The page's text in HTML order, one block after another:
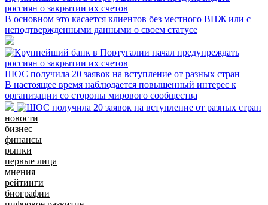
россиян о закрытии их счетов
В основном это касается клиентов без местного ВНЖ или с
неподтвержденными данными о своем статусе
ШОС получила 20 заявок на вступление от разных стран
В настоящее время наблюдается повышенный интерес к
организации со стороны мирового сообщества
новости
бизнес
финансы
рынки
первые лица
мнения
рейтинги
биографии